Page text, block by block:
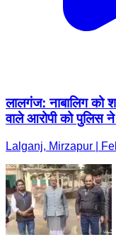
लालगंज: नाबालिग को
वाले आरोपी को पुलिस
Lalganj, Mirzapur |